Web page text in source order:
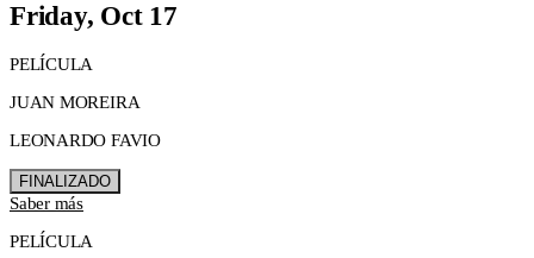
Friday, Oct 17
PELÍCULA
JUAN MOREIRA
LEONARDO FAVIO
FINALIZADO
Saber más
PELÍCULA